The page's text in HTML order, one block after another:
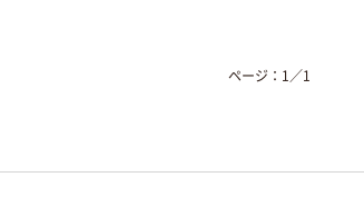
ページ： 1 ／1